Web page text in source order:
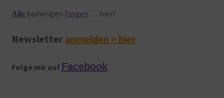
Alle bisherigen Folgen … hier!
Newsletter anmelden > hier
Folge mir auf Facebook